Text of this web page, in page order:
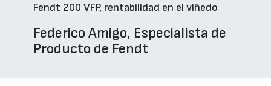
Fendt 200 VFP, rentabilidad en el viñedo
Federico Amigo, Especialista de
Producto de Fendt